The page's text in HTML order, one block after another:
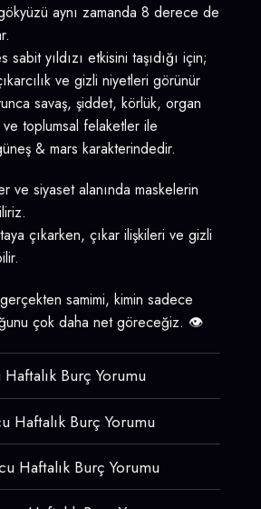
aynı zamanda 8 derece de
yıldızı etkisini taşıdığı için;
ve gizli niyetleri görünür
savaş, şiddet, körlük, organ
ve toplumsal felaketler ile
& mars karakterindedir.
ve siyaset alanında maskelerin
çıkarken, çıkar ilişkileri ve gizli
samimi, kimin sadece
çok daha net göreceğiz. 👁️
Burç Yorumu
Haftalık Burç Yorumu
Haftalık Burç Yorumu